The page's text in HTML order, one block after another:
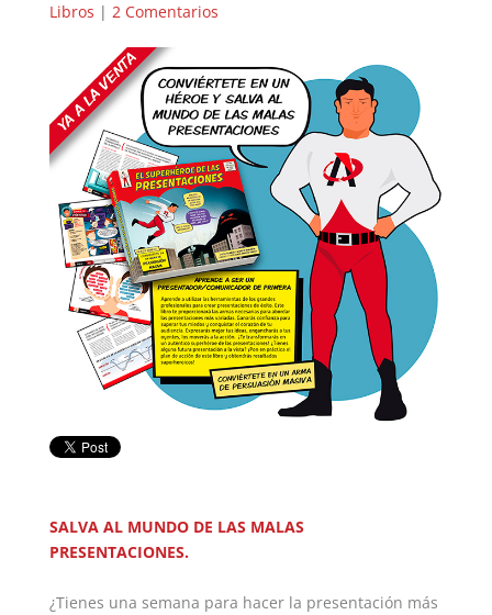
Libros | 2 Comentarios
SALVA AL MUNDO DE LAS MALAS
PRESENTACIONES.
¿Tienes una semana para hacer la presentación más